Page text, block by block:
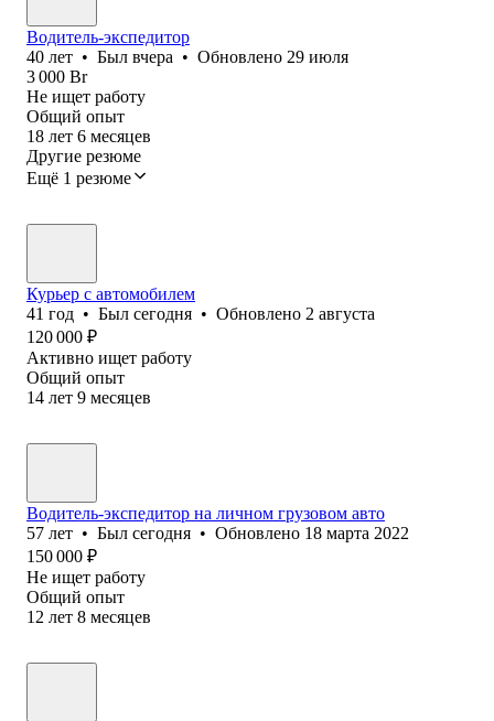
Водитель-экспедитор
40 лет • Был вчера • Обновлено 29 июля
3 000 Br
Не ищет работу
Общий опыт
18 лет 6 месяцев
Другие резюме
Ещё 1 резюме
Курьер с автомобилем
41 год • Был сегодня • Обновлено 2 августа
120 000 ₽
Активно ищет работу
Общий опыт
14 лет 9 месяцев
Водитель-экспедитор на личном грузовом авто
57 лет • Был сегодня • Обновлено 18 марта 2022
150 000 ₽
Не ищет работу
Общий опыт
12 лет 8 месяцев